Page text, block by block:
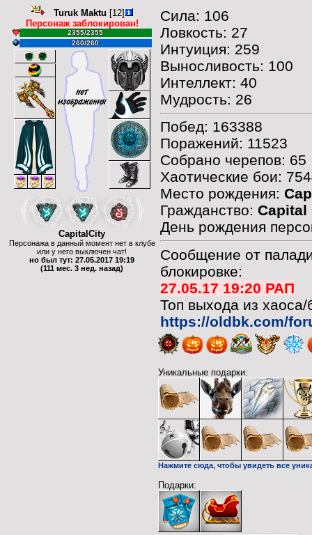
Turuk Maktu [12]
Персонаж заблокирован!
2355/2355
260/260
CapitalCity
Персонажа в данный момент нет в клубе
или у него выключен чат!
но был тут: 27.05.2017 19:19
(111 мес. 3 нед. назад)
Сила: 106
Ловкость: 27
Интуиция: 259
Выносливость: 100
Интеллект: 40
Мудрость: 26
Побед: 163388
Поражений: 11523
Собрано черепов: 65
Хаотические бои:
Место рождения:
Гражданство: Capital
День рождения
Сообщение от
блокировке:
27.05.17 19:20 РАП
Топ выхода из хаоса/
https://oldbk.com/
Уникальные подарки:
Нажмите сюда, чтобы увидеть все
Подарки: